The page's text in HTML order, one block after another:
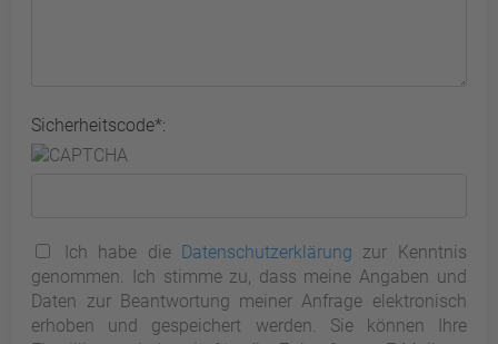
Sicherheitscode*:
Ich habe die Datenschutzerklärung zur Kenntnis
genommen. Ich stimme zu, dass meine Angaben und
Daten zur Beantwortung meiner Anfrage elektronisch
erhoben und gespeichert werden. Sie können Ihre